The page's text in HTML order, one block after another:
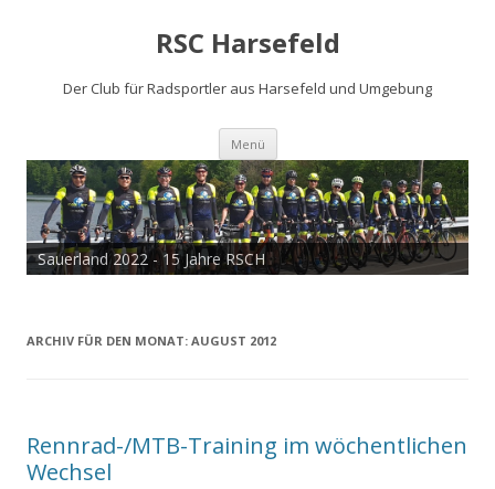
RSC Harsefeld
Der Club für Radsportler aus Harsefeld und Umgebung
Menü Zum
springen
Sauerland 2022 - 15 Jahre RSCH
ARCHIV FÜR DEN MONAT: AUGUST 2012
Rennrad-/MTB-Training im wöchentlichen
Wechsel